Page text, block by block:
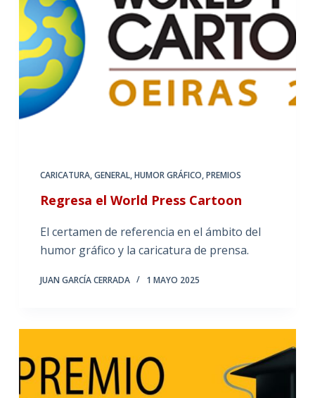
CARICATURA,GENERAL,HUMOR GRÁFICO,PREMIOS
Regresa el World Press Cartoon
El certamen de referencia en el ámbito del
humor gráfico y la caricatura de prensa.
JUAN GARCÍA CERRADA 1 MAYO 2025